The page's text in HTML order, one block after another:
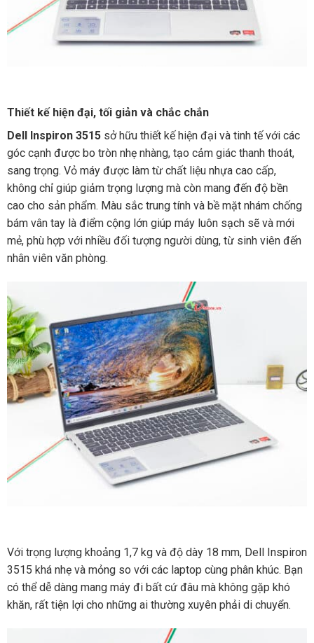
Thiết kế hiện đại, tối giản và chắc chắn
Dell Inspiron 3515sở hữu thiết kế hiện đại và tinh tế với các
góc cạnh được bo tròn nhẹ nhàng, tạo cảm giác thanh thoát,
sang trọng. Vỏ máy được làm từ chất liệu nhựa cao cấp,
không chỉ giúp giảm trọng lượng mà còn mang đến độ bền
cao cho sản phẩm. Màu sắc trung tính và bề mặt nhám chống
bám vân tay là điểm cộng lớn giúp máy luôn sạch sẽ và mới
mẻ, phù hợp với nhiều đối tượng người dùng, từ sinh viên đến
nhân viên văn phòng.
Với trọng lượng khoảng 1,7 kg và độ dày 18 mm, Dell Inspiron
3515 khá nhẹ và mỏng so với các laptop cùng phân khúc. Bạn
có thể dễ dàng mang máy đi bất cứ đâu mà không gặp khó
khăn, rất tiện lợi cho những ai thường xuyên phải di chuyển.